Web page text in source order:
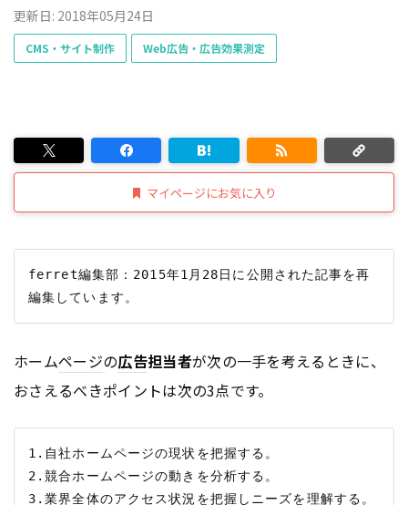
更新日: 2018年05月24日
CMS・サイト制作 Web広告・広告効果測定
マイページにお気に入り
ferret編集部：2015年1月28日に公開された記事を再
ホームページの広告担当者が次の一手を考えるときに、
おさえるべきポイントは次の3点です。
1.自社ホームページの現状を把握する。
2.競合ホームページの動きを分析する。